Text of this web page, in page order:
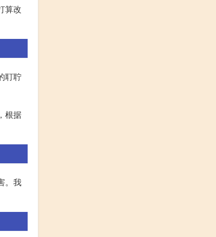
算改
耵聍
根据
。我